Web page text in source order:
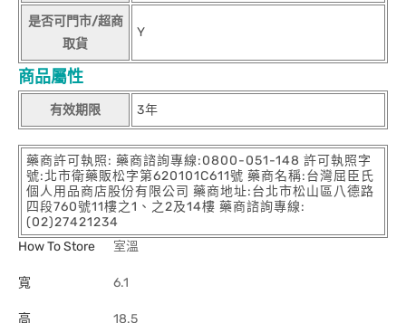
是否可門市/超商
取貨
Y
商品屬性
有效期限 3年
藥商許可執照: 藥商諮詢專線:0800-051-148 許可執照字
號:北市衛藥販松字第620101C611號 藥商名稱:台灣屈臣氏
個人用品商店股份有限公司 藥商地址:台北市松山區八德路
四段760號11樓之1、之2及14樓 藥商諮詢專線:
(02)27421234
How To Store
室溫
寬 6.1
高 18.5